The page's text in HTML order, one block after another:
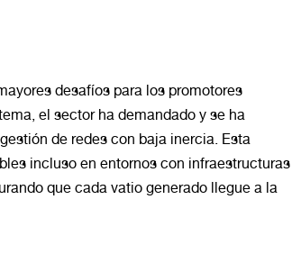
desafíos para los promotores
el sector ha demandado y se ha
de redes con baja inercia. Esta
incluso en entornos con infraestructuras
que cada vatio generado llegue a la